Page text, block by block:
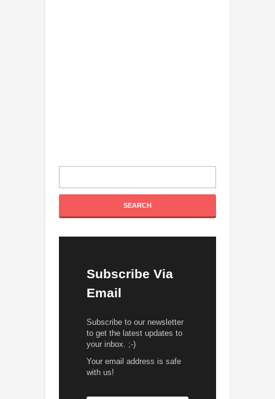
Subscribe Via
Email
Subscribe to our newsletter
to get the latest updates to
your inbox. ;-)
Your email address is safe
with us!